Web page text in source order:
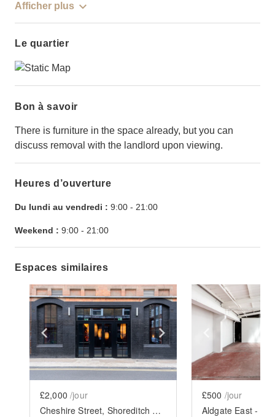
Afficher plus
Le quartier
Bon à savoir
There is furniture in the space already, but you can
discuss removal with the landlord upon viewing.
Heures d’ouverture
Du lundi au vendredi : 9:00 - 21:00
Weekend : 9:00 - 21:00
Espaces similaires
Show previous slide Show next slide
£2,000 /jour
Cheshire Street, Shoreditch - The Rustic Event Space
Show
£500 /jour